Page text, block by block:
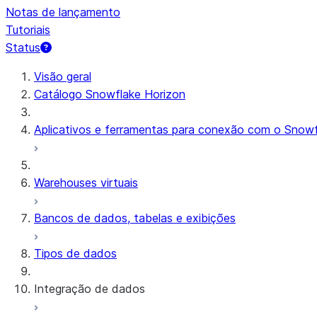
Notas de lançamento
Tutoriais
Status
Visão geral
Catálogo Snowflake Horizon
Aplicativos e ferramentas para conexão com o
Warehouses virtuais
Bancos de dados, tabelas e exibições
Tipos de dados
Integração de dados